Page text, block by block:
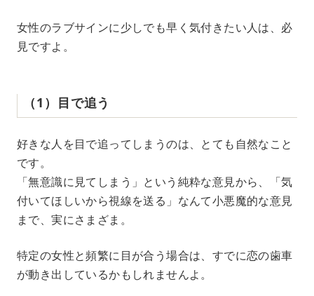
女性のラブサインに少しでも早く気付きたい人は、必
見ですよ。
（1）目で追う
好きな人を目で追ってしまうのは、とても自然なこと
です。
「無意識に見てしまう」という純粋な意見から、「気
付いてほしいから視線を送る」なんて小悪魔的な意見
まで、実にさまざま。
特定の女性と頻繁に目が合う場合は、すでに恋の歯車
が動き出しているかもしれませんよ。